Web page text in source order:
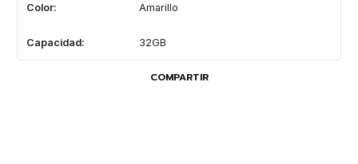
Color: Amarillo
Capacidad: 32GB
COMPARTIR